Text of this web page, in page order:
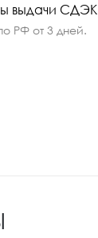
выдачи СДЭК
РФ от 3 дней.